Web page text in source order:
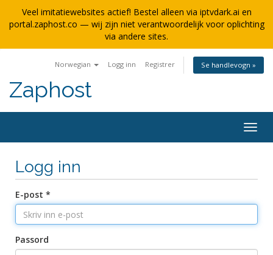
Veel imitatiewebsites actief! Bestel alleen via iptvdark.ai en
portal.zaphost.co — wij zijn niet verantwoordelijk voor oplichting
via andere sites.
Norwegian Logg inn Registrer Se handlevogn »
Zaphost
Bytt
Logg inn
E-post *
Passord